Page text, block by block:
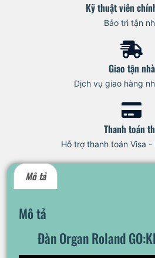
Kỹ thuật viên
Bảo trì tận
Giao tận nhà
Dịch vụ giao hàng
Thanh toán
Hỗ trợ thanh toán Visa -
Mô tả
Mô tả
Đàn Organ Roland